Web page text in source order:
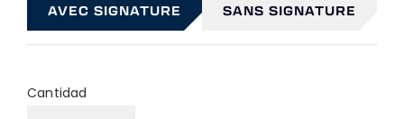
AVEC SIGNATURE SANS SIGNATURE
Cantidad